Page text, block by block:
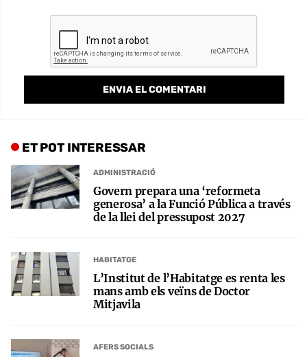
ET POT INTERESSAR
ADMINISTRACIÓ
Govern prepara una ‘reformeta
generosa’ a la Funció Pública a través
de la llei del pressupost 2027
HABITATGE
L’Institut de l’Habitatge es renta les
mans amb els veïns de Doctor
Mitjavila
AFERS SOCIALS